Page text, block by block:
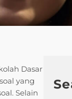
Dasar
yang
Selain